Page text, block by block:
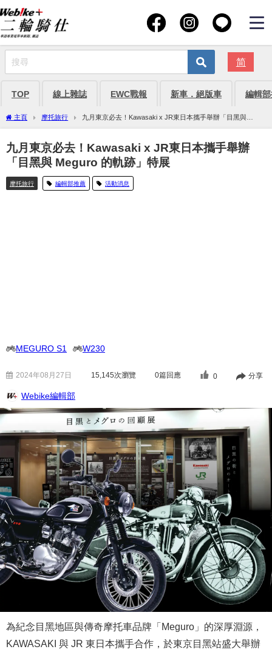
简
TOP 線上雜誌 EWC戰報 新車．絕版車 編輯
主頁 摩托旅行
九月東京必去！Kawasaki x JR東日本攜手舉辦「目黑與
Meguro 的軌跡」特展
九月東京必去！Kawasaki x JR東日本攜手舉辦
「目黑與 Meguro 的軌跡」特展
摩托旅行 編輯部推薦 活動消息
MEGURO S1 W230
2024年08月27日 15,145次瀏覽 0篇回應 0 分享
Webike編輯部
為紀念目黑地區與傳奇摩托車品牌「Meguro」的深厚淵源，
KAWASAKI 與 JR 東日本攜手合作，於東京目黑站盛大舉辦